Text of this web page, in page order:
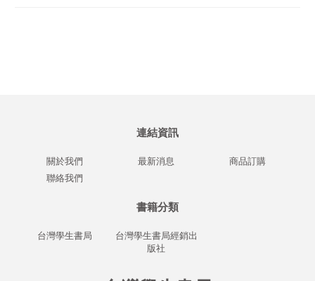
連結資訊
關於我們 最新消息
商品訂購
聯絡我們
書籍分類
台灣學生書局
台灣學生書局經銷出
版社